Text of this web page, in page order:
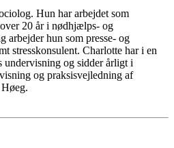
Hun har arbejdet som
20 år i nødhjælps- og
arbejder hun som presse- og
stresskonsulent. Charlotte har i en
og sidder årligt i
og praksisvejledning af